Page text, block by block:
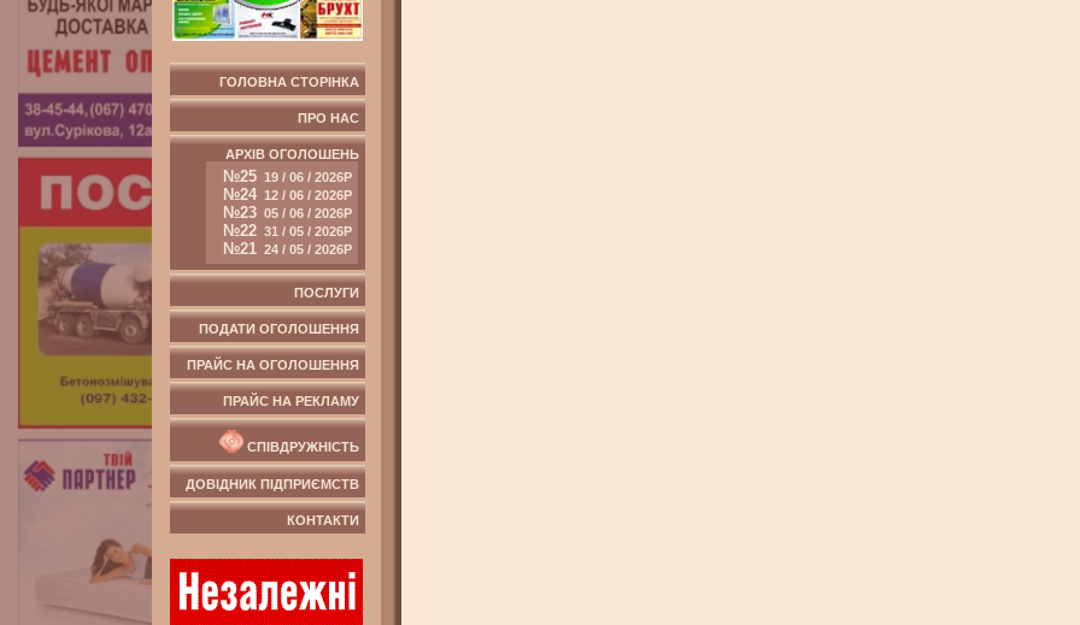
ГОЛОВНА СТОРІНКА
ПРО НАС
АРХІВ ОГОЛОШЕНЬ
№25 19 / 06 / 2026Р
№24 12 / 06 / 2026Р
№23 05 / 06 / 2026Р
№22 31 / 05 / 2026Р
№21 24 / 05 / 2026Р
ПОСЛУГИ
ПОДАТИ ОГОЛОШЕННЯ
ПРАЙС НА ОГОЛОШЕННЯ
ПРАЙС НА РЕКЛАМУ
СПІВДРУЖНІСТЬ
ДОВІДНИК ПІДПРИЄМСТВ
КОНТАКТИ